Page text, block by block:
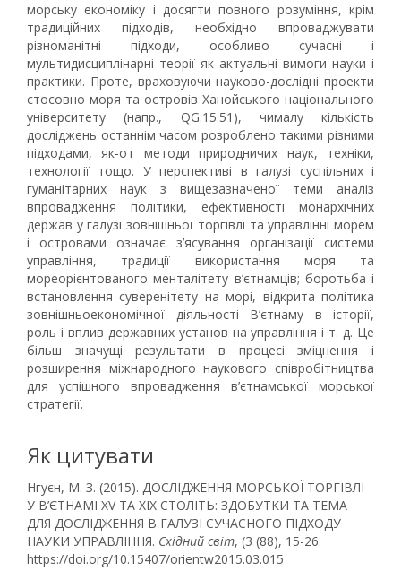
морську економіку і досягти повного розуміння, крім
традиційних підходів, необхідно впроваджувати
різноманітні підходи, особливо сучасні і
мультидисциплінарні теорії як актуальні вимоги науки і
практики. Проте, враховуючи науково-дослідні проекти
стосовно моря та островів Ханойського національного
університету (напр., QG.15.51), чималу кількість
досліджень останнім часом розроблено такими різними
підходами, як-от методи природничих наук, техніки,
технології тощо. У перспективі в галузі суспільних і
гуманітарних наук з вищезазначеної теми аналіз
впровадження політики, ефективності монархічних
держав у галузі зовнішньої торгівлі та управлінні морем
і островами означає з’ясування організації системи
управління, традиції використання моря та
мореорієнтованого менталітету в’єтнамців; боротьба і
встановлення суверенітету на морі, відкрита політика
зовнішньоекономічної діяльності В’єтнаму в історії,
роль і вплив державних установ на управління і т. д. Це
більш значущі результати в процесі зміцнення і
розширення міжнародного наукового співробітництва
для успішного впровадження в’єтнамської морської
стратегії.
Як цитувати
Нгуєн, М. З. (2015). ДОСЛІДЖЕННЯ МОРСЬКОЇ ТОРГІВЛІ
У В’ЄТНАМІ XV ТА XIX СТОЛІТЬ: ЗДОБУТКИ ТА ТЕМА
ДЛЯ ДОСЛІДЖЕННЯ В ГАЛУЗІ СУЧАСНОГО ПІДХОДУ
НАУКИ УПРАВЛІННЯ. Східний світ, (3 (88), 15-26.
https://doi.org/10.15407/orientw2015.03.015